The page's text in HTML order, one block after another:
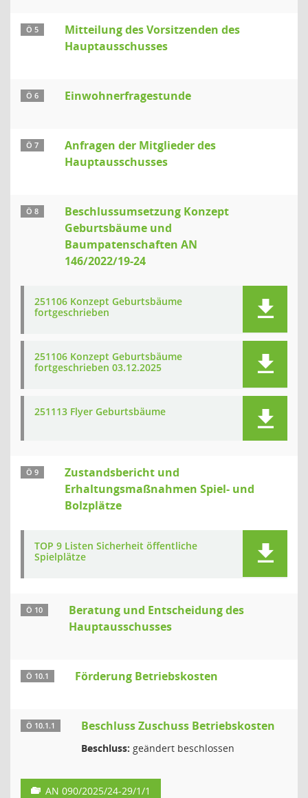
Ö 5
Mitteilung des Vorsitzenden des
Hauptausschusses
Ö 6 Einwohnerfragestunde
Ö 7
Anfragen der Mitglieder des
Hauptausschusses
Ö 8
Beschlussumsetzung Konzept
Geburtsbäume und
Baumpatenschaften AN
146/2022/19-24
251106 Konzept Geburtsbäume
fortgeschrieben
251106 Konzept Geburtsbäume
fortgeschrieben 03.12.2025
251113 Flyer Geburtsbäume
Ö 9
Zustandsbericht und
Erhaltungsmaßnahmen Spiel- und
Bolzplätze
TOP 9 Listen Sicherheit öffentliche
Spielplätze
Ö 10
Beratung und Entscheidung des
Hauptausschusses
Ö 10.1 Förderung Betriebskosten
Ö 10.1.1 Beschluss Zuschuss Betriebskosten
Beschluss: geändert beschlossen
AN 090/2025/24-29/1/1